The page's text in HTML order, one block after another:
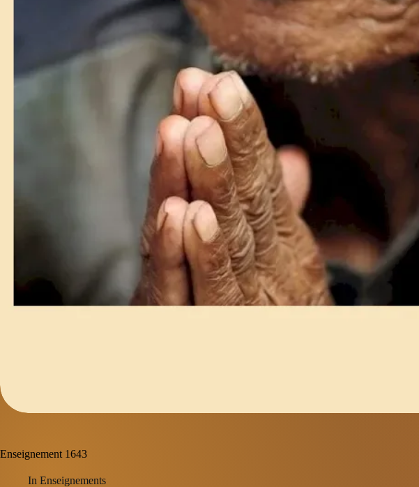
Enseignement 1643
In Enseignements